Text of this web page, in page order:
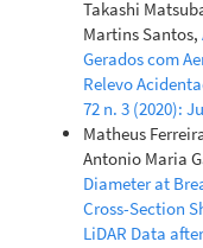
Takashi
Martins Santos,
Gerados com
Relevo
72 n. 3 (2020):
Matheus
Antonio Maria
Diameter at
Cross-Section
LiDAR Data